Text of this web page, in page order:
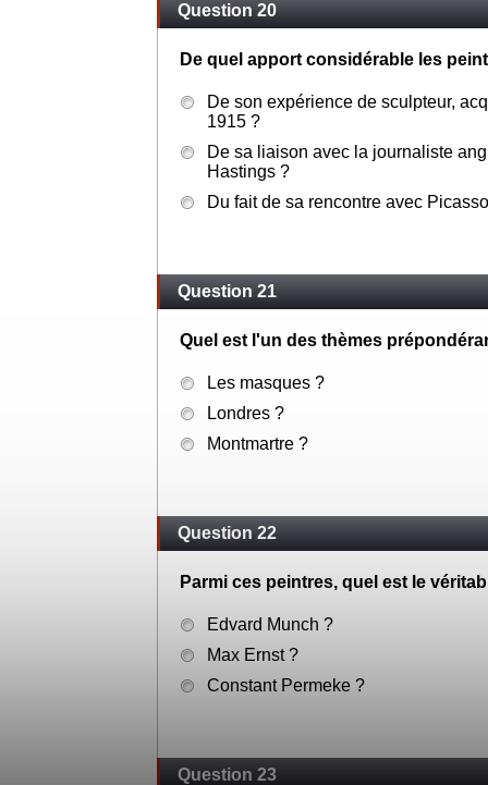
Question 20
De quel apport considérable les
De son expérience de sculpteur,
1915 ?
De sa liaison avec la journaliste
Hastings ?
Du fait de sa rencontre avec
Question 21
Quel est l'un des thèmes
Les masques ?
Londres ?
Montmartre ?
Question 22
Parmi ces peintres, quel est le
Edvard Munch ?
Max Ernst ?
Constant Permeke ?
Question 23